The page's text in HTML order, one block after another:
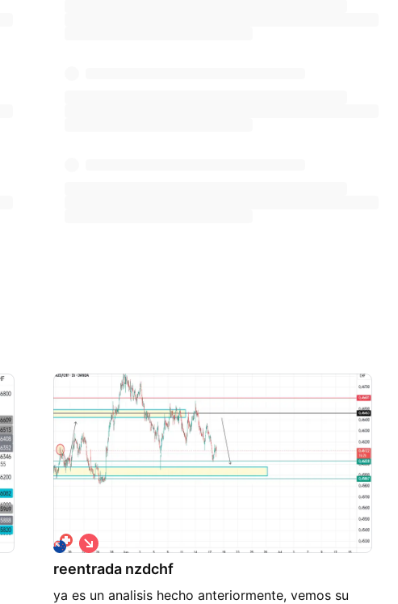
reentrada nzdchf
ya es un analisis hecho anteriormente, vemos su
C
o
r
o